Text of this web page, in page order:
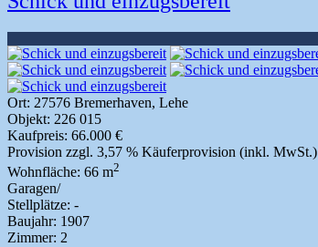
Ort: 27576 Bremerhaven, Lehe
Objekt: 226 015
Kaufpreis: 66.000 €
Provision zzgl. 3,57 % Käuferprovision (inkl. MwSt.)
Wohnfläche: 66 m2
Garagen/
Stellplätze: -
Baujahr: 1907
Zimmer: 2